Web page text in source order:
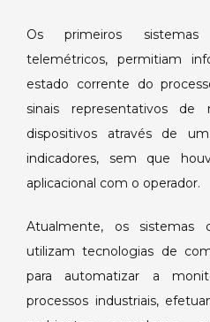
Os primeiros sistemas
telemétricos, permitiam
estado corrente do
sinais representativos
dispositivos através de
indicadores, sem que
aplicacional com o operador.
Atualmente, os sistemas
utilizam tecnologias de
para automatizar a
processos industriais,